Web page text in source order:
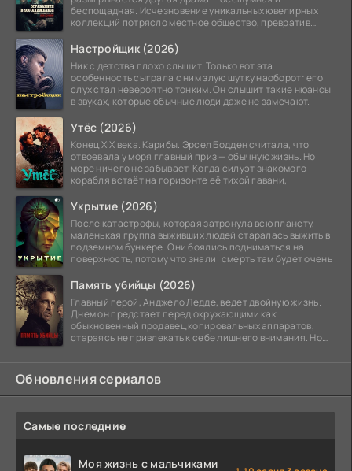
беспощадная. Исчезновение уникальных ювелирных
коллекций потрясло местное общество, превратив
Настройщик (2026)
Ник с детства плохо слышит. Только вот эта
особенность сыграла с ним злую шутку наоборот: его
слух стал невероятно тонким. Он слышит такие нюансы
в звуках, которые обычные люди даже не замечают.
Утёс (2026)
Конец XIX века. Карибы. Эрсел Бодден считала, что
отвоевала у моря главный приз — обычную жизнь. Но
море ничего не забывает. Когда силуэт знакомого
корабля встаёт на горизонте её тихой гавани,
Укрытие (2026)
После катастрофы, которая затронула всю планету,
маленькая группа выживших людей старалась выжить в
подземном бункере. Они боялись подниматься на
поверхность, потому что знали: смерть там будет очень
Память убийцы (2026)
Главный герой, Анджело Ледде, ведет двойную жизнь.
Днем он предстает перед окружающими как
обыкновенный продавец копировальных аппаратов,
стараясь не привлекать к себе лишнего внимания. Но
Обновления сериалов
Самые последние
Моя жизнь с мальчиками